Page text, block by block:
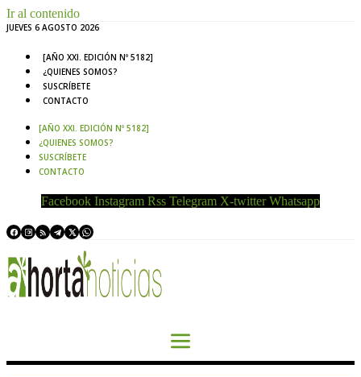
Ir al contenido
JUEVES 6 AGOSTO 2026
[AÑO XXI. EDICIÓN Nº 5182]
¿QUIENES SOMOS?
SUSCRÍBETE
CONTACTO
[AÑO XXI. EDICIÓN Nº 5182]
¿QUIENES SOMOS?
SUSCRÍBETE
CONTACTO
Facebook Instagram Rss Telegram X-twitter Whatsapp